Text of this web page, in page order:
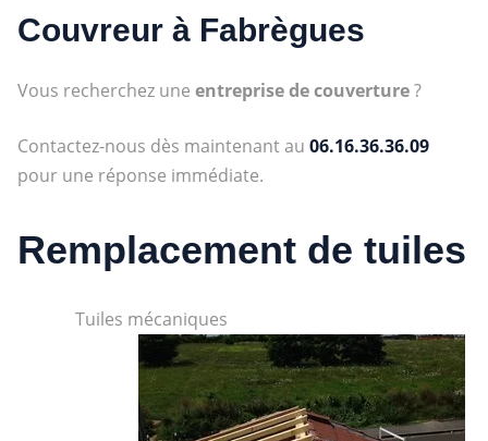
Couvreur à Fabrègues
Vous recherchez une entreprise de couverture?
Contactez-nous dès maintenant au 06.16.36.36.09
pour une réponse immédiate.
Remplacement de tuiles
Tuiles mécaniques